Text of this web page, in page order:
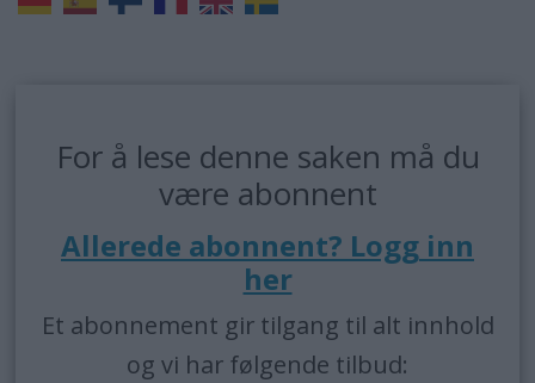
For å lese denne saken må du
være abonnent
Allerede abonnent? Logg inn
her
Et abonnement gir tilgang til alt innhold
og vi har følgende tilbud: